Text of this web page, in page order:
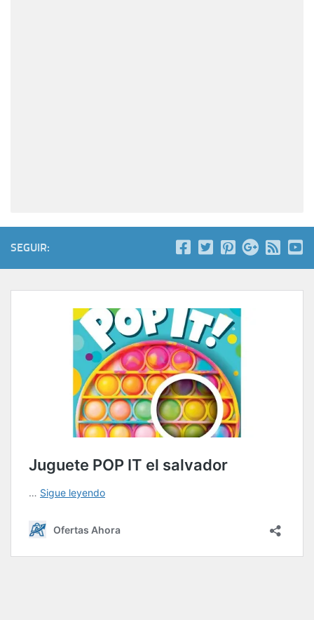
SEGUIR: